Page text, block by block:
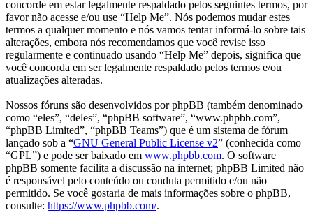
concorde em estar legalmente respaldado pelos seguintes termos, por
favor não acesse e/ou use “Help Me”. Nós podemos mudar estes
termos a qualquer momento e nós vamos tentar informá-lo sobre tais
alterações, embora nós recomendamos que você revise isso
regularmente e continuado usando “Help Me” depois, significa que
você concorda em ser legalmente respaldado pelos termos e/ou
atualizações alteradas.
Nossos fóruns são desenvolvidos por phpBB (também denominado
como “eles”, “deles”, “phpBB software”, “www.phpbb.com”,
“phpBB Limited”, “phpBB Teams”) que é um sistema de fórum
lançado sob a “GNU General Public License v2” (conhecida como
“GPL”) e pode ser baixado em www.phpbb.com. O software
phpBB somente facilita a discussão na internet; phpBB Limited não
é responsável pelo conteúdo ou conduta permitido e/ou não
permitido. Se você gostaria de mais informações sobre o phpBB,
consulte: https://www.phpbb.com/.